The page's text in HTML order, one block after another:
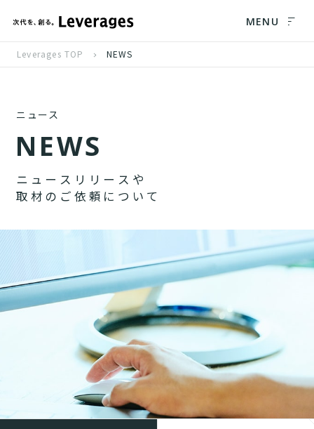
MENU
Leverages TOP NEWS
ニュース
NEWS
ニ ュ ー ス リ リ ー ス や
取 材 の ご 依 頼 に つ い て